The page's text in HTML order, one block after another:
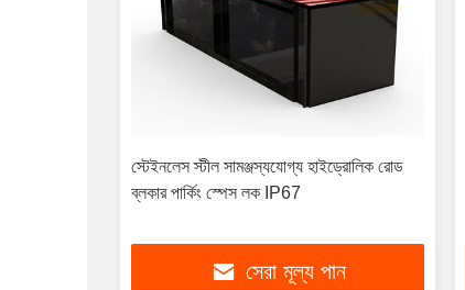
স্টেইনলেস স্টীল সামঞ্জস্যযোগ্য হাইড্রোলিক রোড
ব্লকার পার্কিং স্পেস লক IP67
সেরা মূল্য পান